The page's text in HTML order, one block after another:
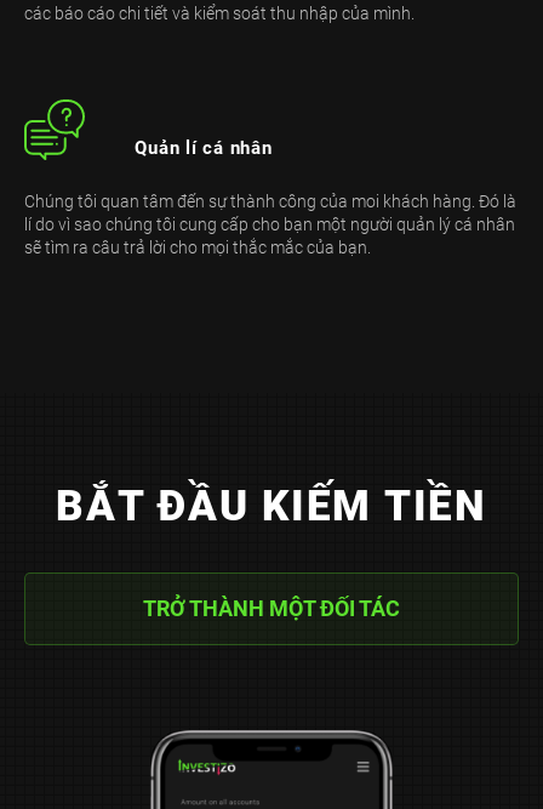
các báo cáo chi tiết và kiểm soát thu nhập của mình.
Quản lí cá nhân
Chúng tôi quan tâm đến sự thành công của moi khách hàng. Đó là
lí do vì sao chúng tôi cung cấp cho bạn một người quản lý cá nhân
sẽ tìm ra câu trả lời cho mọi thắc mắc của bạn.
BẮT ĐẦU KIẾM TIỀN
TRỞ THÀNH MỘT ĐỐI TÁC